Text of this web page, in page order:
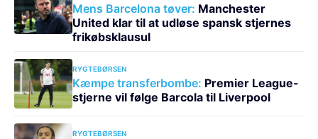
Mens Barcelona tøver: Manchester
United klar til at udløse spansk stjernes
frikøbsklausul
RYGTEBØRSEN
Kæmpe transferbombe: Premier League-
stjerne vil følge Barcola til Liverpool
RYGTEBØRSEN